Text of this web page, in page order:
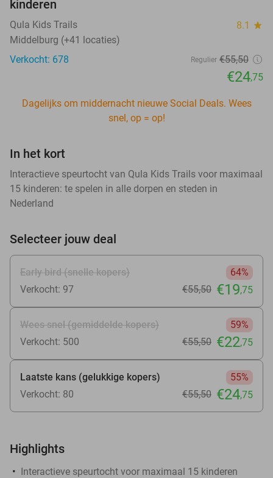
kinderen
Qula Kids Trails 8.1 star
Middelburg (+41 locaties)
Verkocht: 678
Regulier €55,50
€24,75
Dagelijks om middernacht nieuwe Social Deals. Wees
snel, op = op!
In het kort
Interactieve speurtocht van Qula Kids Trails voor maximaal
15 kinderen: te spelen in alle dorpen en steden in
Nederland
Selecteer jouw deal
Early bird (snelle kopers)
64%
Verkocht: 97
€55,50 €19,75
Wees snel (gemiddelde kopers)
59%
Verkocht: 500
€55,50 €22,75
Laatste kans (gelukkige kopers)
55%
Verkocht: 80
€55,50 €24,75
Highlights
Interactieve speurtocht voor maximaal 15 kinderen